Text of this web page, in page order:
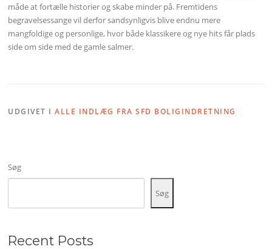
måde at fortælle historier og skabe minder på. Fremtidens
begravelsessange vil derfor sandsynligvis blive endnu mere
mangfoldige og personlige, hvor både klassikere og nye hits får plads
side om side med de gamle salmer.
UDGIVET IALLE INDLÆG FRA SFD BOLIGINDRETNING
Søg
Søg
Recent Posts